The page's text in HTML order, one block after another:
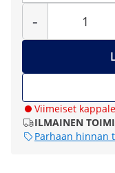
-
Määrä
Viimeiset
ILMAINEN
Parhaan hinnan